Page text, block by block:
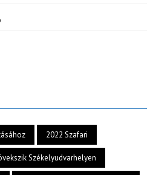
2022 Szafari
Székelyudvarhelyen